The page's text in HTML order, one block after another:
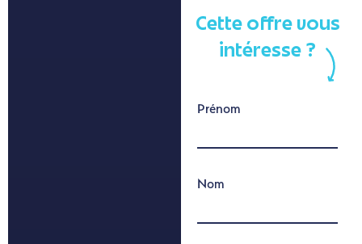
Cette offre vous
intéresse ?
Prénom
Nom